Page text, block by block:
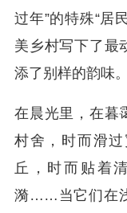
过年”的特殊“居
美乡村写下了最
添了别样的韵味。
在晨光里，在暮
村舍，时而滑
丘，时而贴着
漪……当它们在